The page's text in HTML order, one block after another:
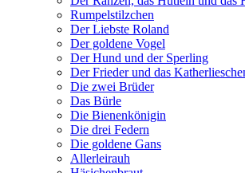
Rumpelstilzchen
Der Liebste Roland
Der goldene Vogel
Der Hund und der Sperling
Der Frieder und das
Die zwei Brüder
Das Bürle
Die Bienenkönigin
Die drei Federn
Die goldene Gans
Allerleirauh